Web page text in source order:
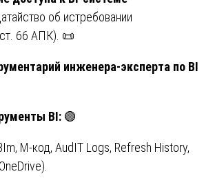
об истребовании
66 АПК). 📜
инженера-эксперта по BI
BI: 🟢
M-код, AudIT Logs, Refresh History,